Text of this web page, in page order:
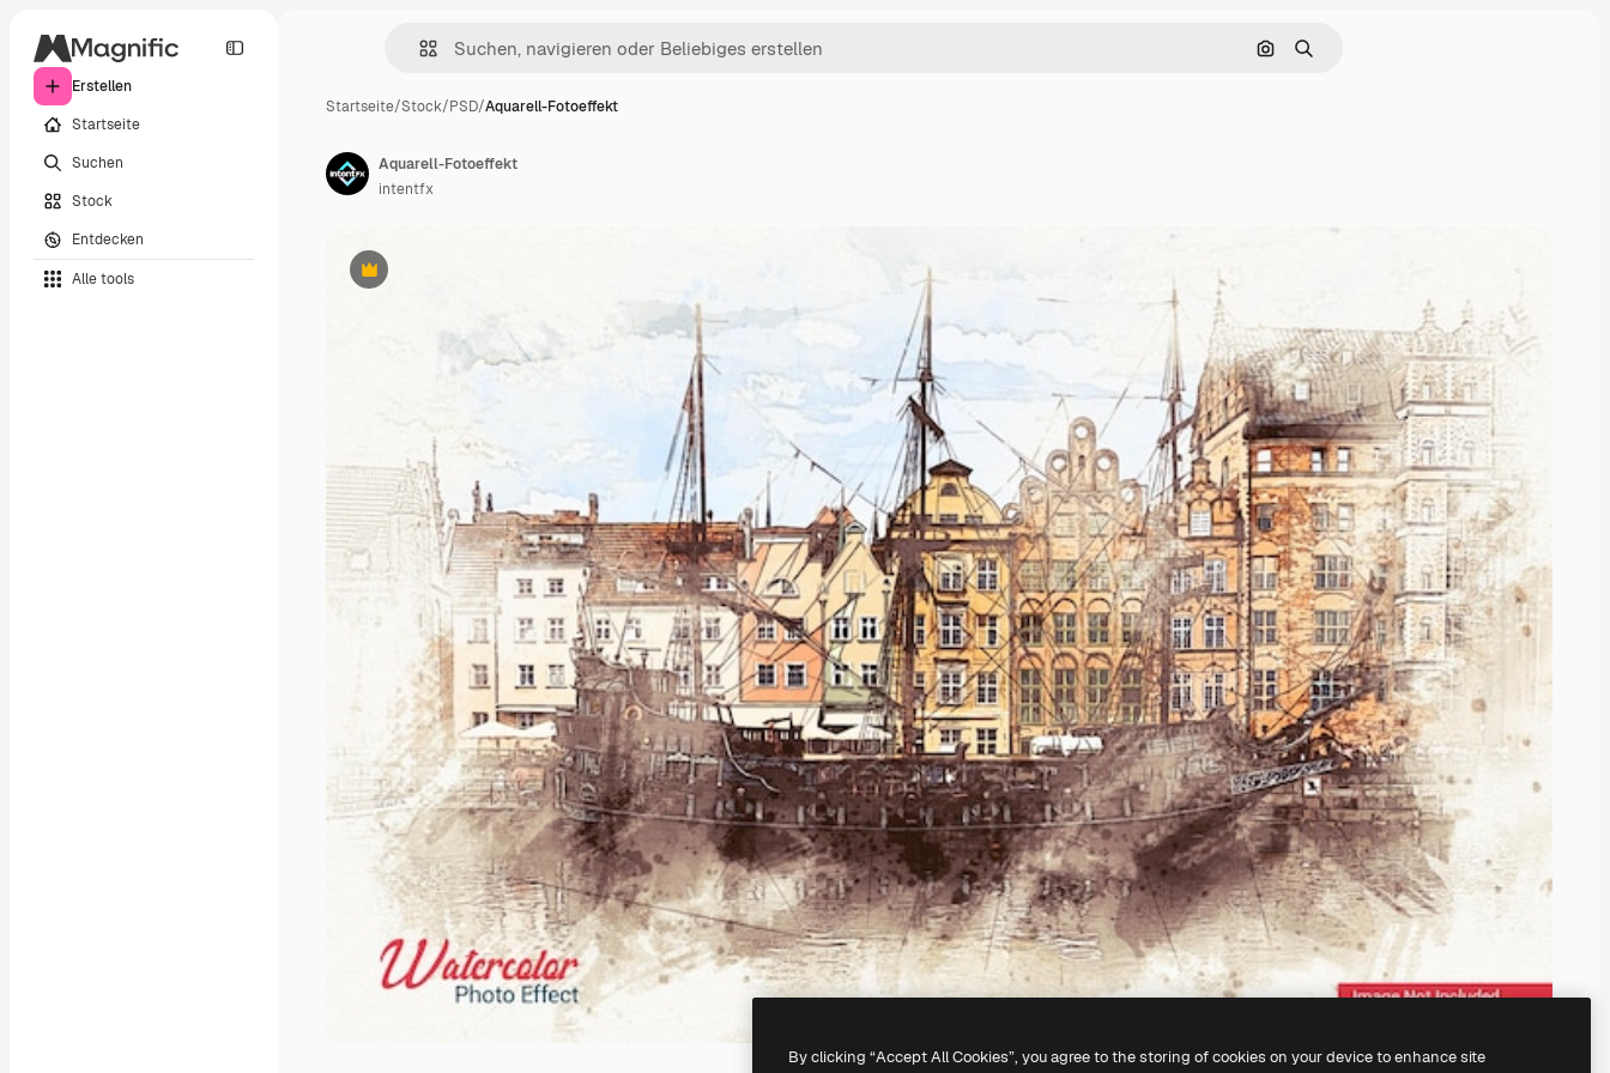
Erstellen
Startseite
Suchen
Stock
Entdecken
Alle tools
Nach Bild suchen
Suchen
Startseite/Stock/PSD/Aquarell-Fotoeffekt
Premium
Aquarell-Fotoeffekt
intentfx
By clicking “Accept All Cookies”, you agree to the storing of cookies on your device to enhance site